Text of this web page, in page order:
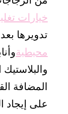
خيارات
تدويرها
محيطية
المضافة
على إيجاد